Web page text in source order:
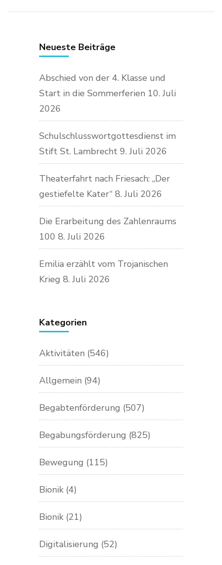
Neueste Beiträge
Abschied von der 4. Klasse und
Start in die Sommerferien 10. Juli
2026
Schulschlusswortgottesdienst im
Stift St. Lambrecht 9. Juli 2026
Theaterfahrt nach Friesach: „Der
gestiefelte Kater“ 8. Juli 2026
Die Erarbeitung des Zahlenraums
100 8. Juli 2026
Emilia erzählt vom Trojanischen
Krieg 8. Juli 2026
Kategorien
Aktivitäten (546)
Allgemein (94)
Begabtenförderung (507)
Begabungsförderung (825)
Bewegung (115)
Bionik (4)
Bionik (21)
Digitalisierung (52)